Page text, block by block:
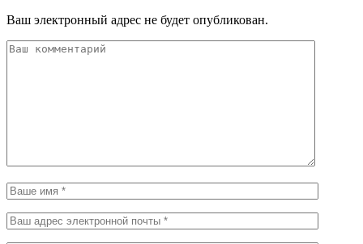
Ваш электронный адрес не будет опубликован.